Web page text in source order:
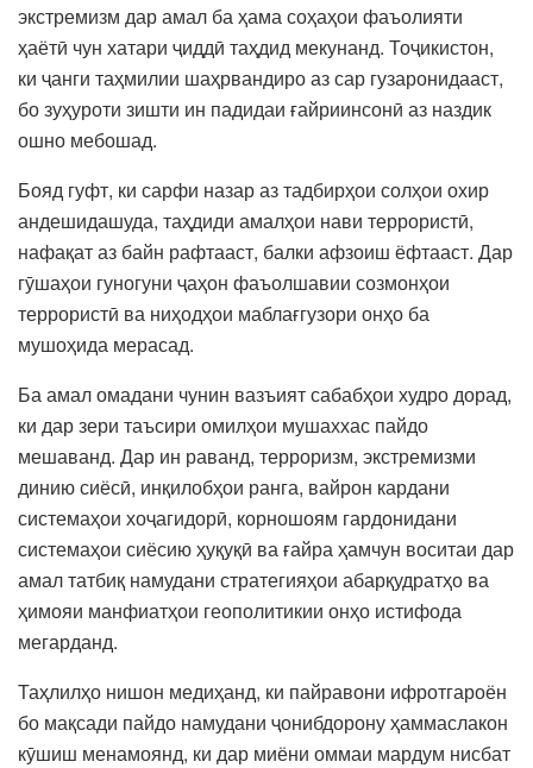
экстремизм дар амал ба ҳама соҳаҳои фаъолияти
ҳаётӣ чун хатари ҷиддӣ таҳдид мекунанд. Тоҷикистон,
ки ҷанги таҳмилии шаҳрвандиро аз сар гузаронидааст,
бо зуҳуроти зишти ин падидаи ғайриинсонӣ аз наздик
ошно мебошад.
Бояд гуфт, ки сарфи назар аз тадбирҳои солҳои охир
андешидашуда, таҳдиди амалҳои нави террористӣ,
нафақат аз байн рафтааст, балки афзоиш ёфтааст. Дар
гӯшаҳои гуногуни ҷаҳон фаъолшавии созмонҳои
террористӣ ва ниҳодҳои маблағгузори онҳо ба
мушоҳида мерасад.
Ба амал омадани чунин вазъият сабабҳои худро дорад,
ки дар зери таъсири омилҳои мушаххас пайдо
мешаванд. Дар ин раванд, терроризм, экстремизми
динию сиёсӣ, инқилобҳои ранга, вайрон кардани
системаҳои хоҷагидорӣ, корношоям гардонидани
системаҳои сиёсию ҳуқуқӣ ва ғайра ҳамчун воситаи дар
амал татбиқ намудани стратегияҳои абарқудратҳо ва
ҳимояи манфиатҳои геополитикии онҳо истифода
мегарданд.
Таҳлилҳо нишон медиҳанд, ки пайравони ифротгароён
бо мақсади пайдо намудани ҷонибдорону ҳаммаслакон
кӯшиш менамоянд, ки дар миёни оммаи мардум нисбат